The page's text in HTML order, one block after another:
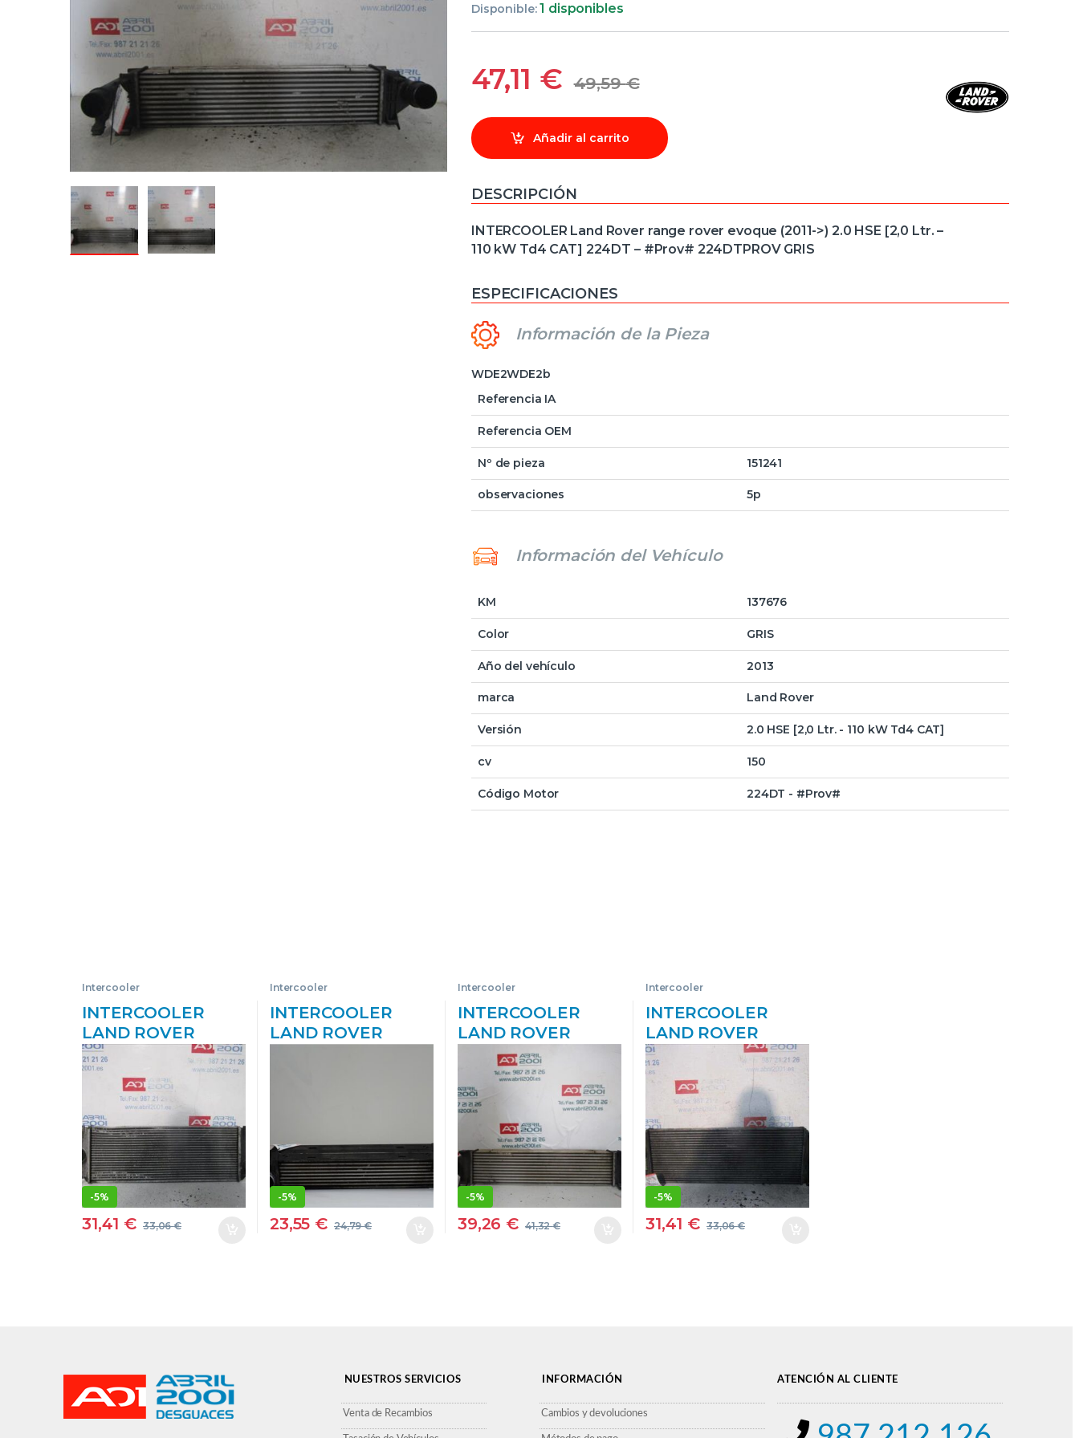
Disponible:1 disponibles
47,11 € 49,59€
Añadir al carrito
DESCRIPCIÓN
INTERCOOLER Land Rover range rover evoque (2011->) 2.0 HSE [2,0 Ltr. –
110 kW Td4 CAT] 224DT – #Prov# 224DTPROV GRIS
ESPECIFICACIONES
Información de la Pieza
WDE2WDE2b
Referencia IA
Referencia OEM
Nº de pieza 151241
observaciones 5p
Información del Vehículo
KM 137676
Color GRIS
Año del vehículo 2013
marca Land Rover
Versión 2.0 HSE [2,0 Ltr. - 110 kW Td4 CAT]
cv 150
Código Motor 224DT - #Prov#
Intercooler
INTERCOOLER
LAND ROVER
DISCOVERY II (LJ,
LT) 2.5 TD5 10P | ##
PROVISIONAL ## |
– #PROV#
10P|PROVISIONAL|
PROV PLATA
-5%
31,41 € 33,06€
Intercooler
INTERCOOLER
LAND ROVER
NEGRO DENSO
-5%
23,55 € 24,79€
Intercooler
INTERCOOLER
LAND ROVER
FREELANDER (LR2)
(2007->) 2.2 TD4
224DT GRIS
-5%
39,26 € 41,32€
Intercooler
INTERCOOLER
LAND ROVER
DISCOVERY II (LJ,
LT) 2.5 TD5 D-10 P –
#PROV#
D10PPROV GRIS
-5%
31,41 € 33,06€
NUESTROS SERVICIOS
Venta de Recambios
INFORMACIÓN
Cambios y devoluciones
ATENCIÓN AL CLIENTE